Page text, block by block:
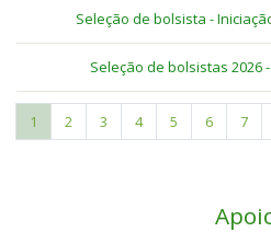
Seleção de bolsista -
Seleção de bolsistas 2026
Paginação
Página
atual
1 Page
2 Page
3 Page
4 Page
5 Page
6 Page
7